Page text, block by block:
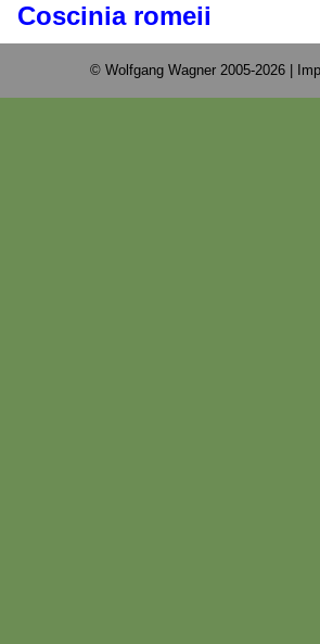
Coscinia romeii
© Wolfgang Wagner 2005-2026 |